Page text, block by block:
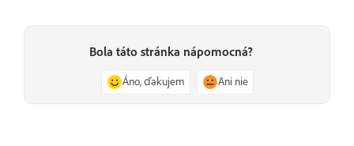
Bola táto stránka nápomocná?
Áno, ďakujem Ani nie